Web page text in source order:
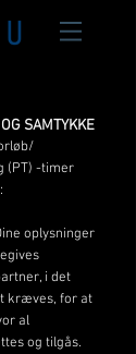
SAMTYKKE
(PT) -timer
oplysninger
i det
kræves, for at
al
og tilgås.